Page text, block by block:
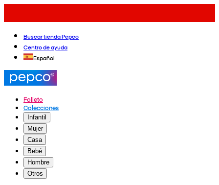
Buscar tienda Pepco
Centro de ayuda
Español
Folleto
Colecciones
Infantil
Mujer
Casa
Bebé
Hombre
Otros